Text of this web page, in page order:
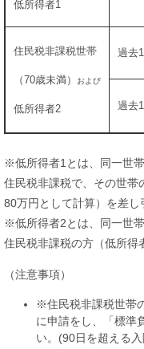
低所得者1
住民税非課税世帯
（70歳未満） および
低所得者2
過去
過去
※低所得者1とは、同一世
住民税非課税で、その世帯
80万円として計算）を差し
※低所得者2とは、同一世
住民税非課税の方（低所得
（注意事項）
※住民税非課税世帯
に申請をし、「標準
い。(90日を超える